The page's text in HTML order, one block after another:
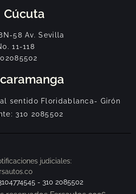
Cúcuta
58 Av. Sevilla
11-118
sentido Floridablanca- Girón
310 2085502
judiciales:
- 310 2085502